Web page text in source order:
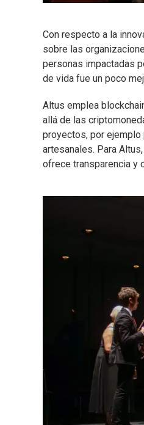
Con respecto a la
sobre las
personas impactadas
de vida fue un poco
Altus emplea
allá de las
proyectos, por ejemplo
artesanales. Para
ofrece transparencia y